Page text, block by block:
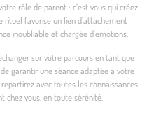
rôle de parent : c’est vous qui créez
favorise un lien d’attachement
inoubliable et chargée d’émotions.
sur votre parcours en tant que
garantir une séance adaptée à votre
avec toutes les connaissances
chez vous, en toute sérénité.